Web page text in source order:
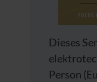
Dieses
Person